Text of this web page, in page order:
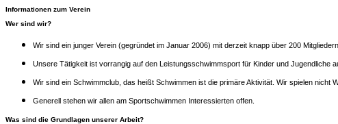
Informationen zum Verein
Wer sind wir?
Wir sind ein junger Verein (gegründet im Januar 2006) mit derzeit knapp über 200
Unsere Tätigkeit ist vorrangig auf den Leistungsschwimmsport für Kinder und Jugendliche
Wir sind ein Schwimmclub, das heißt Schwimmen ist die primäre Aktivität. Wir spielen nicht
Generell stehen wir allen am Sportschwimmen Interessierten offen.
Was sind die Grundlagen unserer Arbeit?